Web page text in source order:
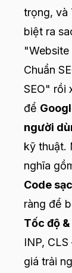
trọng, và
biệt ra
"Website
Chuẩn
SEO" rồi
để
người
kỹ thuật.
nghĩa
Code
ràng để
Tốc độ
INP,
giá trải